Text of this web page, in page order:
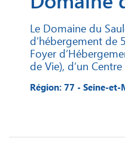
Le Domaine du
d’hébergement de
Foyer
de Vie), d’un Centre
Région: 77 - Seine-et-